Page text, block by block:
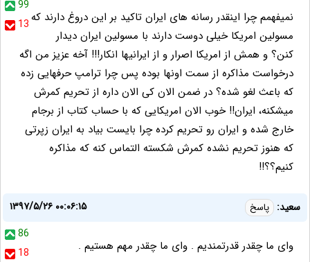
99
13نمیفهمم چرا اینقدر رسانه های ایران تاکید بر این دروغ دارند که
مسولین امریکا خیلی دوست دارند با مسولین ایران دیدار
کنن؟ و همش از امریکا اصرار و از ایرانیها انکار!!! آخه عزیز من اگه
درخواست مذاکره از سمت اونها بوده پس چرا ترامپ حرفهایی زده
که باعث لغو شده؟ در ضمن الان کی الان داره از تحریم کمرش
میشکنه، ایران!! خوب الان امریکایی که با حساب کتاب از برجام
خارج شده و ایران رو تحریم کرده چرا بایست بیاد به ایران زپرتی
که هنوز تحریم نشده کمرش شکسته التماس کنه که مذاکره
کنیم؟؟!!
سعید: پاسخ
۱۳۹۷/۵/۲۶ ۰۰:۰۶:۱۵
86
18
وای ما چقدر قدرتمندیم . وای ما چقدر مهم هستیم .